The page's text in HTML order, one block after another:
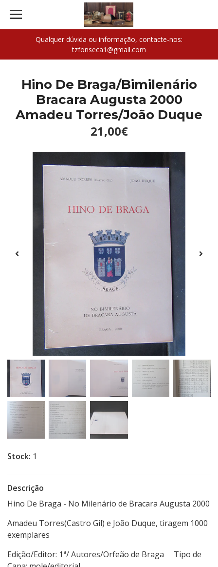
Qualquer dúvida ou informação, contacte-nos:
tzfonseca1@gmail.com
Hino De Braga/Bimilenário
Bracara Augusta 2000
Amadeu Torres/João Duque
21,00€
Stock: 1
Descrição
Hino De Braga - No Milenário de Bracara Augusta 2000
Amadeu Torres(Castro Gil) e João Duque, tiragem 1000
exemplares
Edição/Editor: 1ª/ Autores/Orfeão de Braga Tipo de